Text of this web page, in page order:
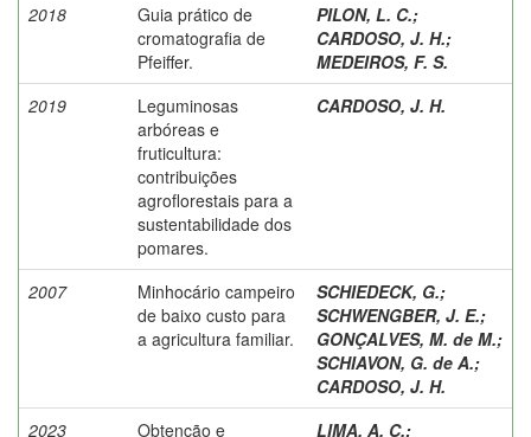
2018
Guia prático de
cromatografia de
Pfeiffer.
PILON, L. C.;
CARDOSO, J. H.;
MEDEIROS, F. S.
2019
Leguminosas
arbóreas e
fruticultura:
contribuições
agroflorestais para a
sustentabilidade dos
pomares.
CARDOSO, J. H.
2007
Minhocário campeiro
de baixo custo para
a agricultura familiar.
SCHIEDECK, G.;
SCHWENGBER, J. E.;
GONÇALVES, M. de M.;
SCHIAVON, G. de A.;
CARDOSO, J. H.
2023
Obtenção e LIMA, A. C.;